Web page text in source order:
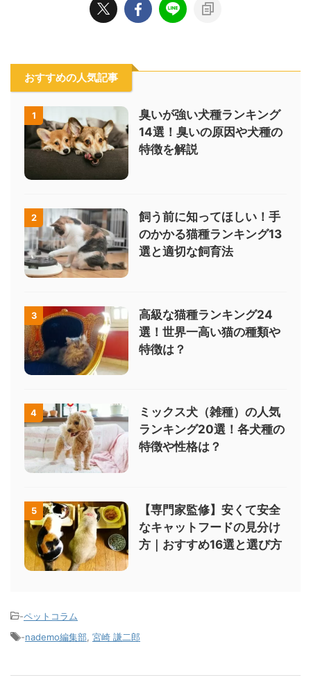
おすすめの人気記事
1
臭いが強い犬種ランキング
14選！臭いの原因や犬種の
特徴を解説
2
飼う前に知ってほしい！手
のかかる猫種ランキング13
選と適切な飼育法
3
高級な猫種ランキング24
選！世界一高い猫の種類や
特徴は？
4
ミックス犬（雑種）の人気
ランキング20選！各犬種の
特徴や性格は？
5
【専門家監修】安くて安全
なキャットフードの見分け
方｜おすすめ16選と選び方
-ペットコラム
-nademo編集部 宮崎 謙二郎